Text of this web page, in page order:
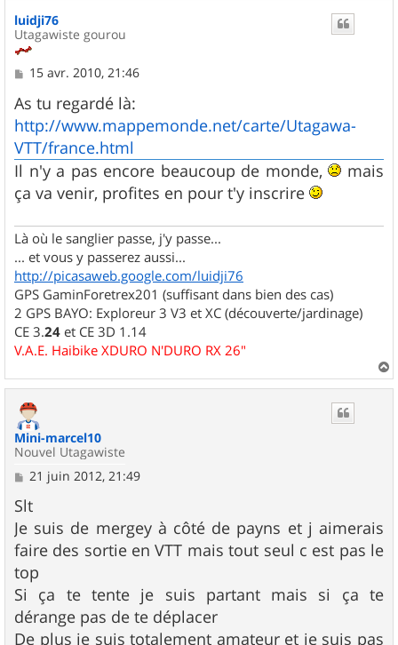
luidji76
Utagawiste gourou
M
s
s
a
g
e
15 avr. 2010, 21:46
As tu regardé là:
http://www.mappemonde.net/carte/Utagawa-
VTT/france.html
Il n'y a pas encore beaucoup de monde,
mais
ça va venir, profites en pour t'y inscrire
Là où le sanglier passe, j'y passe...
... et vous y passerez aussi...
http://picasaweb.google.com/luidji76
GPS GaminForetrex201 (suffisant dans bien des cas)
2 GPS BAYO: Exploreur 3 V3 et XC (découverte/jardinage)
CE 3.24 et CE 3D 1.14
V.A.E. Haibike XDURO N'DURO RX 26"
a
Mini-marcel10
Nouvel Utagawiste
M
s
s
a
g
e
21 juin 2012, 21:49
Slt
Je suis de mergey à côté de payns et j aimerais
faire des sortie en VTT mais tout seul c est pas le
top
Si ça te tente je suis partant mais si ça te
dérange pas de te déplacer
De plus je suis totalement amateur et je suis pas